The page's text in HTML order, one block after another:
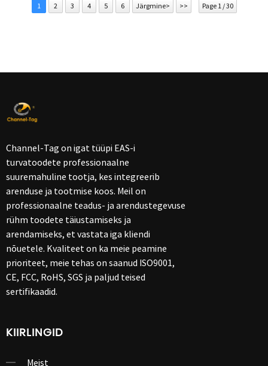
1 2 3 4 5 6 Järgmine> >> Page 1 / 30
Channel-Tag on igat tüüpi EAS-i
turvatoodete professionaalne
suuremahuline tootja, kes integreerib
arenduse ja tootmise koos. Meil ​​on
professionaalne teadus- ja arendustegevuse
rühm toodete täiustamiseks ja
arendamiseks, et vastata iga kliendi
nõuetele. Kvaliteet on ka meie peamine
prioriteet, meie tehas on saanud ISO9001,
CE, FCC, RoHS, SGS ja paljud teised
sertifikaadid.
KIIRLINGID
Meist